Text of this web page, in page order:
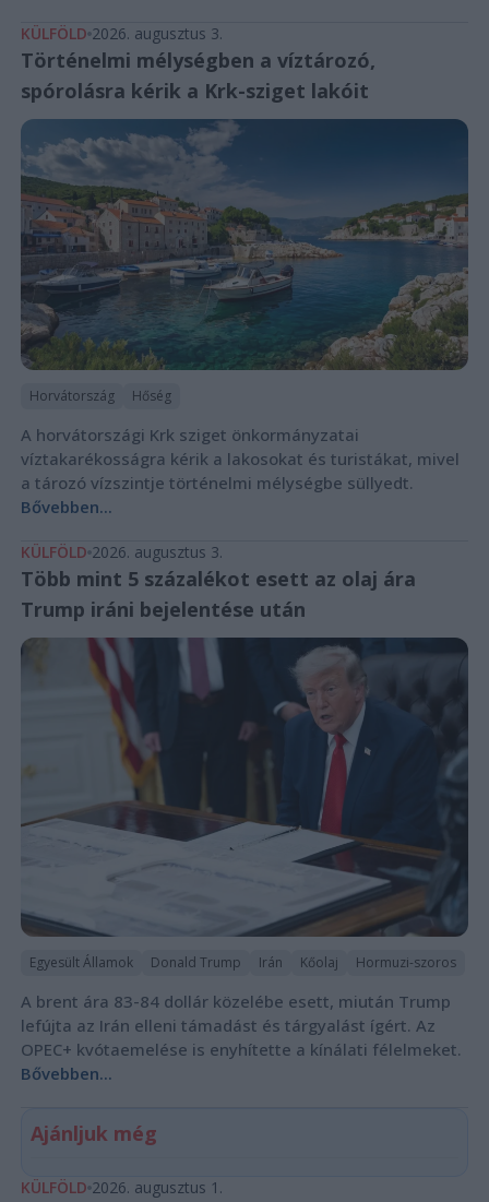
KÜLFÖLD 2026. augusztus 3.
Történelmi mélységben a víztározó,
spórolásra kérik a Krk-sziget lakóit
Horvátország Hőség
A horvátországi Krk sziget önkormányzatai
víztakarékosságra kérik a lakosokat és turistákat, mivel
a tározó vízszintje történelmi mélységbe süllyedt.
Bővebben...
KÜLFÖLD 2026. augusztus 3.
Több mint 5 százalékot esett az olaj ára
Trump iráni bejelentése után
Egyesült Államok Donald Trump Irán Kőolaj Hormuzi-szoros
A brent ára 83-84 dollár közelébe esett, miután Trump
lefújta az Irán elleni támadást és tárgyalást ígért. Az
OPEC+ kvótaemelése is enyhítette a kínálati félelmeket.
Bővebben...
Ajánljuk még
KÜLFÖLD 2026. augusztus 1.